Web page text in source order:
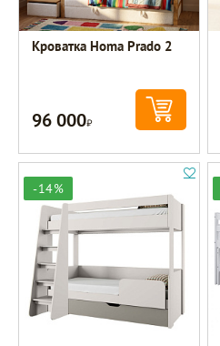
Кроватка Homa Prado 2
96 000Р
-14%